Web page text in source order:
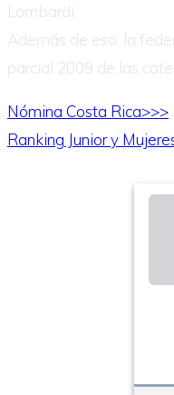
Lombardi.
Además de eso, la
parcial 2009 de las
Nómina Costa Rica>>>
Ranking Junior y